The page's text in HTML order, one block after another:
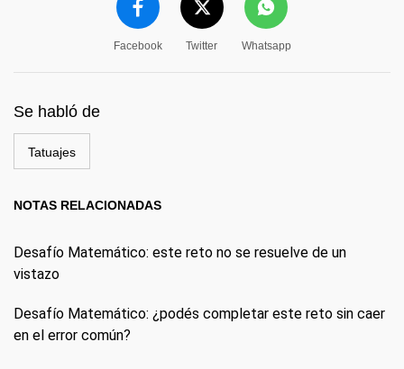
Facebook Twitter Whatsapp
Se habló de
Tatuajes
NOTAS RELACIONADAS
Desafío Matemático: este reto no se resuelve de un
vistazo
Desafío Matemático: ¿podés completar este reto sin caer
en el error común?